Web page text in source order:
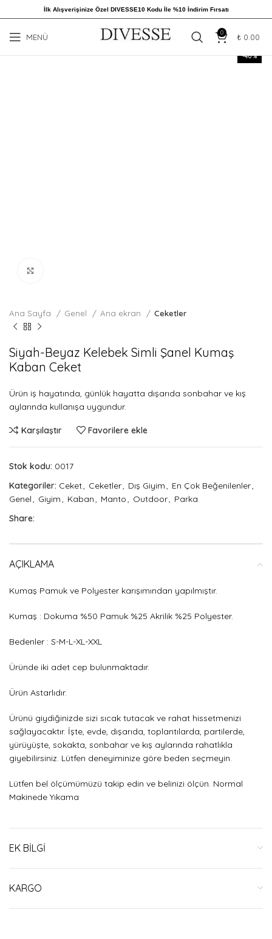
İlk Alışverişinize Özel DIVESSE10 Kodu İle %10 İndirim Fırsatı
MENÜ 0 ₺ 0.00
-40%
Ana Sayfa Genel Ana ekran Ceketler
Siyah-Beyaz Kelebek Simli Şanel Kumaş
Kaban Ceket
Ürün iş hayatında, günlük hayatta dışarıda sonbahar ve kış
aylarında kullanışa uygundur.
Karşılaştır Favorilere ekle
Stok kodu: 0017
Kategoriler: Ceket, Ceketler, Dış Giyim, En Çok Beğenilenler,
Genel, Giyim, Kaban, Manto, Outdoor, Parka
Share:
AÇIKLAMA
Kumaş Pamuk ve Polyester karışımından yapılmıştır.
Kumaş : Dokuma %50 Pamuk %25 Akrilik %25 Polyester.
Bedenler : S-M-L-XL-XXL
Üründe iki adet cep bulunmaktadır.
Ürün Astarlıdır.
Ürünü giydiğinizde sizi sıcak tutacak ve rahat hissetmenizi
sağlayacaktır. İşte, evde, dışarıda, toplantılarda, partilerde,
yürüyüşte, sokakta, sonbahar ve kış aylarında rahatlıkla
giyebilirsiniz. Lütfen deneyiminize göre beden seçmeyin.
Lütfen bel ölçümümüzü takip edin ve belinizi ölçün. Normal
Makinede Yıkama
EK BILGI
KARGO